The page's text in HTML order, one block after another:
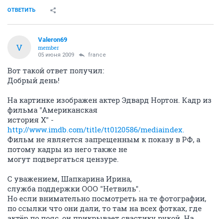
ОТВЕТИТЬ
V
Valeron69
member
05 июня 2009 france
Вот такой ответ получил:
Добрый день!
На картинке изображен актер Эдвард Нортон. Кадр из
фильма "Американская
история Х" -
http://www.imdb.com/title/tt0120586/mediaindex.
Фильм не является запрещенным к показу в РФ, а
потому кадры из него также не
могут подвергаться цензуре.
С уважением, Шапкарина Ирина,
служба поддержки ООО "Нетвиль".
Но если внимательно посмотреть на те фотографии,
по ссылки что они дали, то там на всех фотках, где